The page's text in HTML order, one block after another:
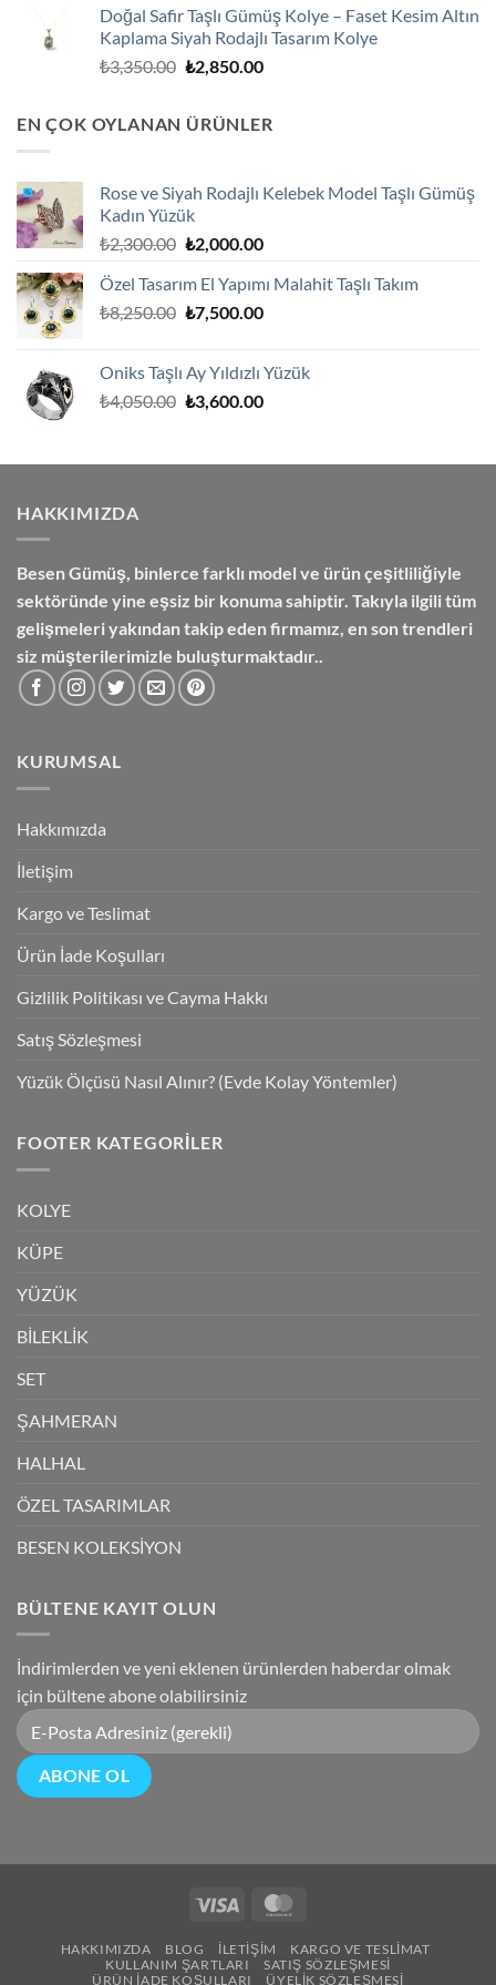
₺3,250.00.fiyat:
₺2,750.00.
Doğal Safir Taşlı Gümüş Kolye – Faset Kesim Altın
Kaplama Siyah Rodajlı Tasarım Kolye
₺3,350.00 Orijinal
₺3,350.00.
₺2,850.00Şu
₺2,850.00.
EN ÇOK OYLANAN ÜRÜNLER
Rose ve Siyah Rodajlı Kelebek Model Taşlı Gümüş
Kadın Yüzük
₺2,300.00 Orijinal
₺2,300.00.
₺2,000.00Şu
fiyat:
₺2,000.00.
Özel Tasarım El Yapımı Malahit Taşlı Takım
₺8,250.00 Orijinal
₺7,500.00Şu
₺7,500.00.
Oniks Taşlı Ay Yıldızlı Yüzük
₺4,050.00 Orijinal
₺3,600.00Şu
₺3,600.00.
HAKKIMIZDA
Besen Gümüş, binlerce farklı model ve ürün çeşitliliğiyle
sektöründe yine eşsiz bir konuma sahiptir. Takıyla ilgili tüm
gelişmeleri yakından takip eden firmamız, en son trendleri
siz müşterilerimizle buluşturmaktadır..
KURUMSAL
Hakkımızda
İletişim
Kargo ve Teslimat
Ürün İade Koşulları
Gizlilik Politikası ve Cayma Hakkı
Satış Sözleşmesi
Yüzük Ölçüsü Nasıl Alınır? (Evde Kolay Yöntemler)
FOOTER KATEGORILER
KOLYE
KÜPE
YÜZÜK
BİLEKLİK
SET
ŞAHMERAN
HALHAL
ÖZEL TASARIMLAR
BESEN KOLEKSİYON
BÜLTENE KAYIT OLUN
İndirimlerden ve yeni eklenen ürünlerden haberdar olmak
için bültene abone olabilirsiniz
Visa
HAKKIMIZDA BLOG İLETIŞIM
KARGO VE TESLIMAT
KULLANIM ŞARTLARI
SATIŞ SÖZLEŞMESI
ÜRÜN İADE KOŞULLARI
ÜYELIK SÖZLEŞMESI